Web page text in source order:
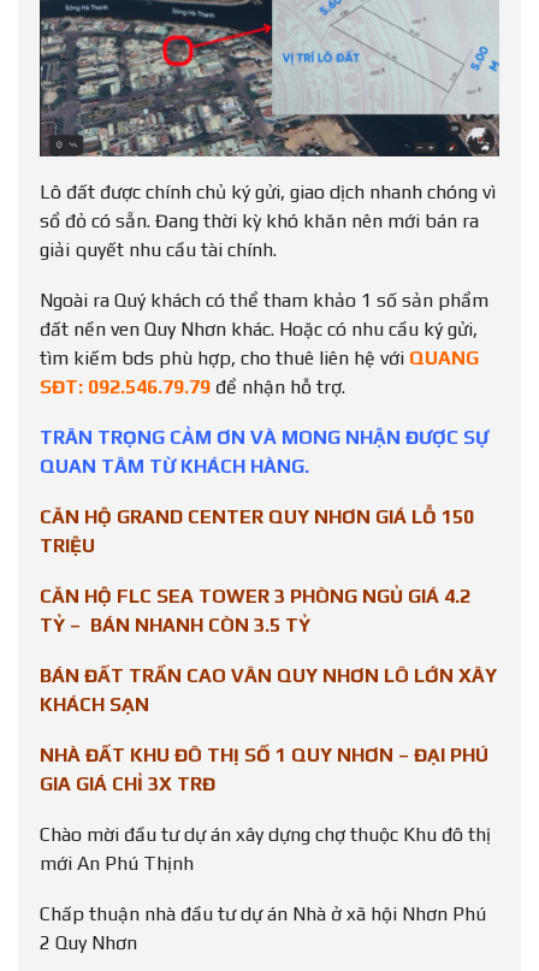
Lô đất được chính chủ ký gửi, giao dịch nhanh chóng vì
sổ đỏ có sẵn. Đang thời kỳ khó khăn nên mới bán ra
giải quyết nhu cầu tài chính.
Ngoài ra Quý khách có thể tham khảo 1 số sản phẩm
đất nền ven Quy Nhơn khác. Hoặc có nhu cầu ký gửi,
tìm kiếm bds phù hợp, cho thuê liên hệ với QUANG
SĐT: 092.546.79.79 để nhận hỗ trợ.
TRÂN TRỌNG CẢM ƠN VÀ MONG NHẬN ĐƯỢC SỰ
QUAN TÂM TỪ KHÁCH HÀNG.
CĂN HỘ GRAND CENTER QUY NHƠN GIÁ LỖ 150
TRIỆU
CĂN HỘ FLC SEA TOWER 3 PHÒNG NGỦ GIÁ 4.2
TỶ – BÁN NHANH CÒN 3.5 TỶ
BÁN ĐẤT TRẦN CAO VÂN QUY NHƠN LÔ LỚN XÂY
KHÁCH SẠN
NHÀ ĐẤT KHU ĐÔ THỊ SỐ 1 QUY NHƠN – ĐẠI PHÚ
GIA GIÁ CHỈ 3X TRĐ
Chào mời đầu tư dự án xây dựng chợ thuộc Khu đô thị
mới An Phú Thịnh
Chấp thuận nhà đầu tư dự án Nhà ở xã hội Nhơn Phú
2 Quy Nhơn